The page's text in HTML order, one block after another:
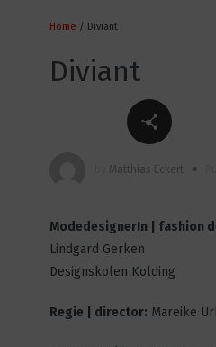
INCA TO COLA
Genderless
6
Home / Diviant
Diviant
Matthias Eckert
ModedesignerIn | fashion
Lindgard Gerken
Designskolen Kolding
Regie | director: Mareike